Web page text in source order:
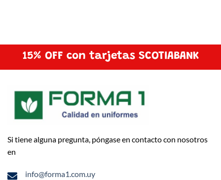
15% OFF con tarjetas SCOTIABANK
Si tiene alguna pregunta, póngase en contacto con nosotros
en
info@forma1.com.uy